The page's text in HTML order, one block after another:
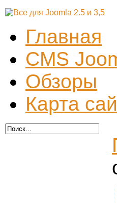
Главная
CMS
Обзоры
Карта